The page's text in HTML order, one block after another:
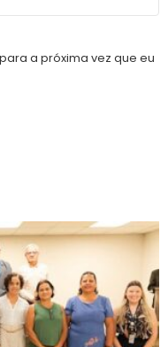
a próxima vez que eu